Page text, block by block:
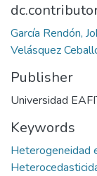
García Rendón,
Velásquez
Publisher
Universidad
Keywords
Heterogeneidad